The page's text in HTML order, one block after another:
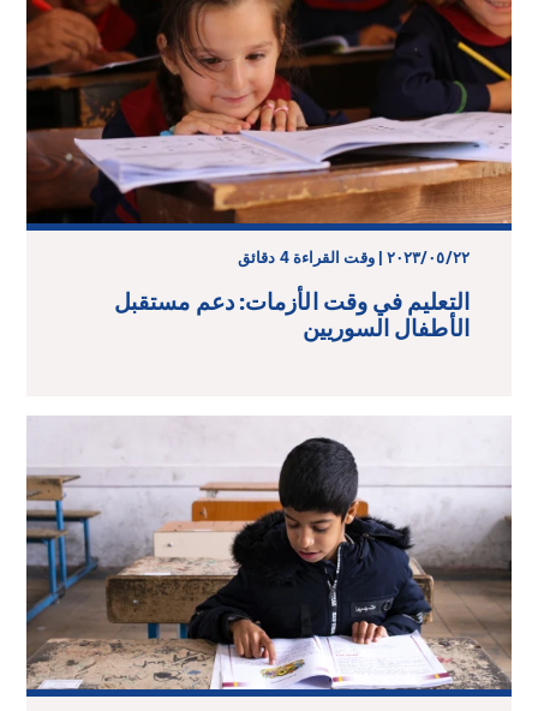
٢٢‏/٠٥‏/٢٠٢٣ | وقت القراءة 4 دقائق
التعليم في وقت الأزمات: دعم مستقبل
الأطفال السوريين